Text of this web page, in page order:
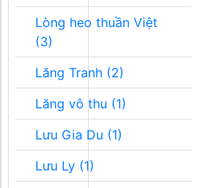
Lòng heo thuần Việt
(3)
Lăng Tranh (2)
Lăng vô thu (1)
Lưu Gia Du (1)
Lưu Ly (1)